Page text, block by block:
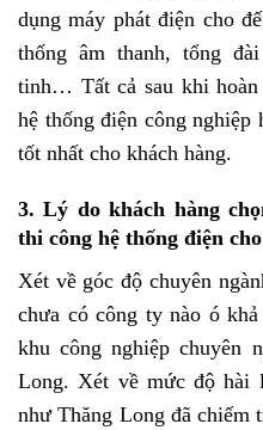
dụng máy phát điện cho
thống âm thanh, tổng
tinh… Tất cả sau khi hoàn
hệ thống điện công nghiệp
tốt nhất cho khách hàng.
3. Lý do khách hàng
thi công hệ thống điện
Xét về góc độ chuyên
chưa có công ty nào ó
khu công nghiệp chuyên
Long. Xét về mức độ hài
như Thăng Long đã chiếm